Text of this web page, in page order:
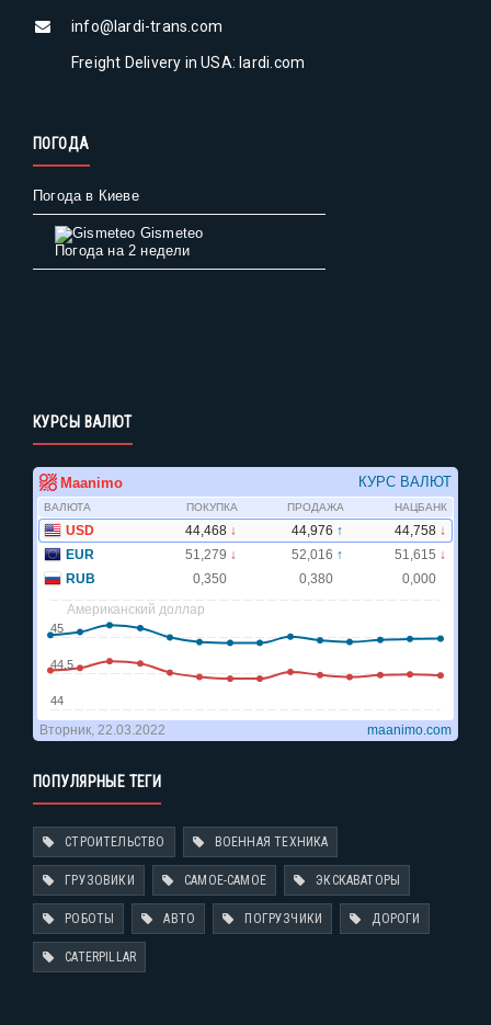
info@lardi-trans.com
Freight Delivery in USA: lardi.com
ПОГОДА
Погода в Киеве
Gismeteo
Погода на 2 недели
КУРСЫ ВАЛЮТ
ПОПУЛЯРНЫЕ ТЕГИ
СТРОИТЕЛЬСТВО ВОЕННАЯ ТЕХНИКА
ГРУЗОВИКИ САМОЕ-САМОЕ ЭКСКАВАТОРЫ
РОБОТЫ АВТО ПОГРУЗЧИКИ ДОРОГИ
CATERPILLAR